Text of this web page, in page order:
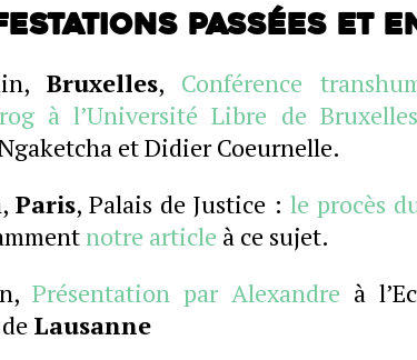
passées et
Bruxelles, Conférence
à l’Université Libre de Bruxelles
et Didier Coeurnelle.
Paris, Palais de Justice :le procès
notre article à ce sujet.
Présentation par Alexandre à
Lausanne